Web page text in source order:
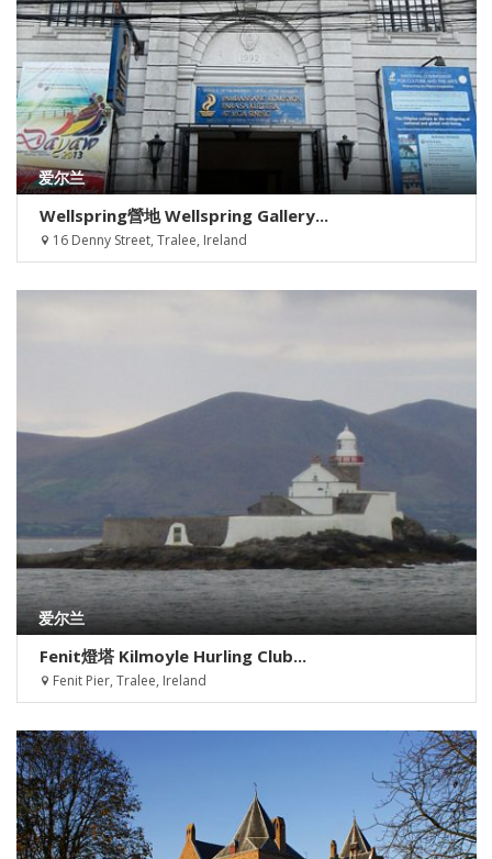
爱尔兰
Wellspring營地 Wellspring Gallery...
16 Denny Street, Tralee, Ireland
爱尔兰
Fenit燈塔 Kilmoyle Hurling Club...
Fenit Pier, Tralee, Ireland